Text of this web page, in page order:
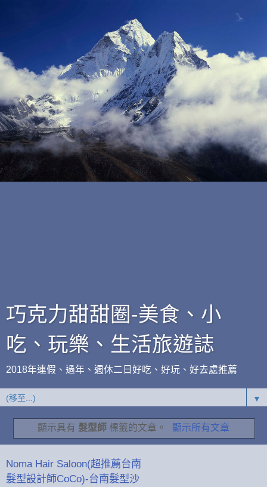
巧克力甜甜圈-美食、小
吃、玩樂、生活旅遊誌
2018年連假、過年、週休二日好吃、好玩、好去處推薦
▼
顯示具有 髮型師 標籤的文章。 顯示所有文章
Noma Hair Saloon(超推薦台南
髮型設計師CoCo)-台南髮型沙